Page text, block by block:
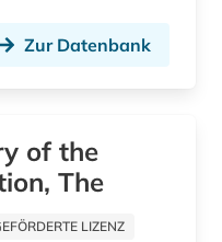
bibliografie 1907-2005 (1) Zur Datenbank
of the
The
LIZENZ